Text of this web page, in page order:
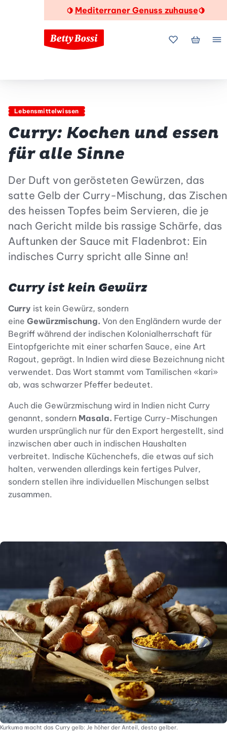
🍋 Mediterraner Genuss zuhause🍋
MeineMein
Lebensmittelwissen
Curry: Kochen und essen
für alle Sinne
Der Duft von gerösteten Gewürzen, das
satte Gelb der Curry-Mischung, das Zischen
des heissen Topfes beim Servieren, die je
nach Gericht milde bis rassige Schärfe, das
Auftunken der Sauce mit Fladenbrot: Ein
indisches Curry spricht alle Sinne an!
Curry ist kein Gewürz
Curry ist kein Gewürz, sondern
eine Gewürzmischung. Von den Engländern wurde der
Begriff während der indischen Kolonialherrschaft für
Eintopfgerichte mit einer scharfen Sauce, eine Art
Ragout, geprägt. In Indien wird diese Bezeichnung nicht
verwendet. Das Wort stammt vom Tamilischen «kari»
ab, was schwarzer Pfeffer bedeutet.
Auch die Gewürzmischung wird in Indien nicht Curry
genannt, sondern Masala. Fertige Curry-Mischungen
wurden ursprünglich nur für den Export hergestellt, sind
inzwischen aber auch in indischen Haushalten
verbreitet. Indische Küchenchefs, die etwas auf sich
halten, verwenden allerdings kein fertiges Pulver,
sondern stellen ihre individuellen Mischungen selbst
zusammen.
Kurkuma macht das Curry gelb: Je höher der Anteil, desto gelber.